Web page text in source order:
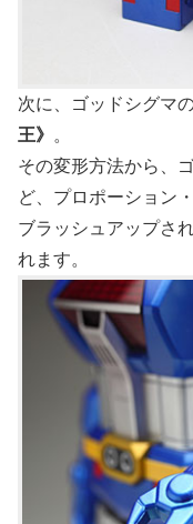
次に、ゴッドシグマ
王》 。
その変形方法から、
ど、プロポーション
ブラッシュアップさ
れます。